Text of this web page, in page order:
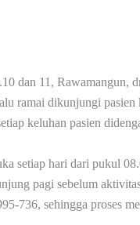
dan 11, Rawamangun,
ramai dikunjungi pasien
keluhan pasien
setiap hari dari pukul
pagi sebelum
736, sehingga proses